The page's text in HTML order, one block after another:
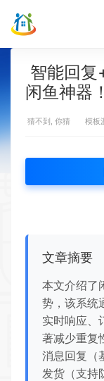
智能回复
闲鱼神器！
猜不到, 你猜 模板
文章摘要
本文介绍了
势，该系统
实时响应、
著减少重复
消息回复（
发货（支持